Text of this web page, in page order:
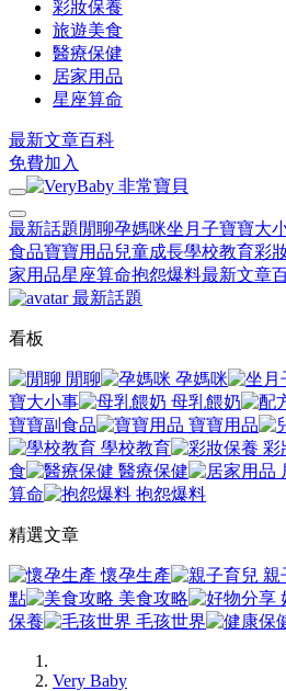
彩妝保養
旅遊美食
醫療保健
居家用品
星座算命
最新文章百科
免費加入
最新話題 閒聊孕媽咪坐月子寶寶大
食品寶寶用品兒童成長學校教育彩
家用品星座算命抱怨爆料最新文章
最新話題
看板
閒聊 孕媽咪
寶大小事
母乳餵奶
寶寶副食品
寶寶用品
學校教育
彩
食
醫療保健
算命
抱怨爆料
精選文章
懷孕生產 親
點
美食攻略
保養
毛孩世界
Very Baby